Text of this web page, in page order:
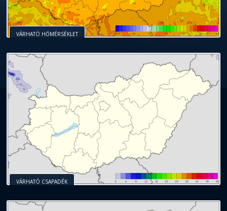
VÁRHATÓ HŐMÉRSÉKLET
VÁRHATÓ CSAPADÉK